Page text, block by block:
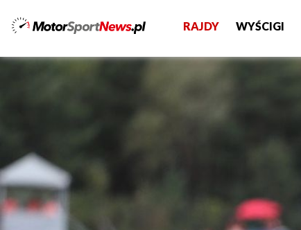
RAJDY WYŚCIGI